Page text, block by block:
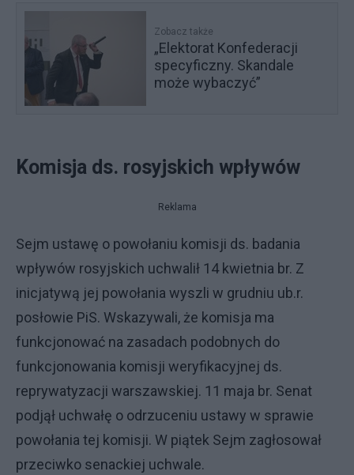
Zobacz także
„Elektorat Konfederacji
specyficzny. Skandale
może wybaczyć”
Komisja ds. rosyjskich wpływów
Reklama
Sejm ustawę o powołaniu komisji ds. badania
wpływów rosyjskich uchwalił 14 kwietnia br. Z
inicjatywą jej powołania wyszli w grudniu ub.r.
posłowie PiS. Wskazywali, że komisja ma
funkcjonować na zasadach podobnych do
funkcjonowania komisji weryfikacyjnej ds.
reprywatyzacji warszawskiej. 11 maja br. Senat
podjął uchwałę o odrzuceniu ustawy w sprawie
powołania tej komisji. W piątek Sejm zagłosował
przeciwko senackiej uchwale.